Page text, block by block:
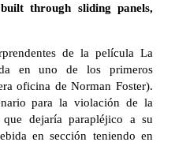
through sliding panels,
de la película La
en uno de los primeros
oficina de Norman Foster).
para la violación de la
dejaría parapléjico a su
en sección teniendo en